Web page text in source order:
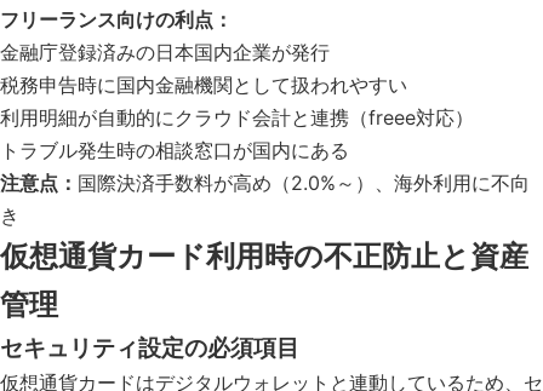
フリーランス向けの利点：
金融庁登録済みの日本国内企業が発行
税務申告時に国内金融機関として扱われやすい
利用明細が自動的にクラウド会計と連携（freee対応）
トラブル発生時の相談窓口が国内にある
注意点： 国際決済手数料が高め（2.0%～）、海外利用に不向
き
仮想通貨カード利用時の不正防止と資産
管理
セキュリティ設定の必須項目
仮想通貨カードはデジタルウォレットと連動しているため、セ